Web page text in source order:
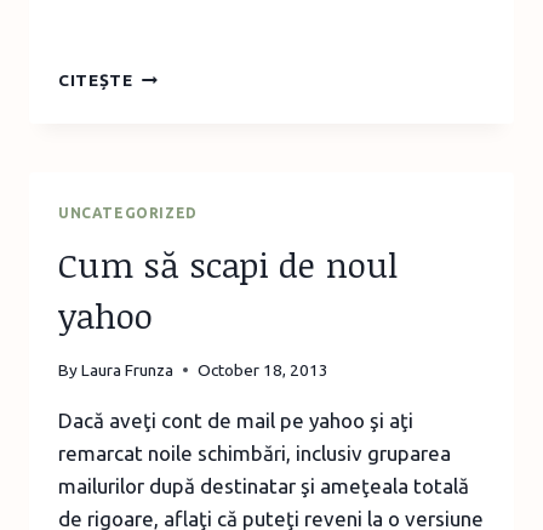
CITEȘTEPENTRU
UNCATEGORIZED
Cum să scapi de noul
yahoo
ByLaura Frunza October 18, 2013
Dacă aveţi cont de mail pe yahoo şi aţi
remarcat noile schimbări, inclusiv gruparea
mailurilor după destinatar şi ameţeala totală
de rigoare, aflaţi că puteţi reveni la o versiune